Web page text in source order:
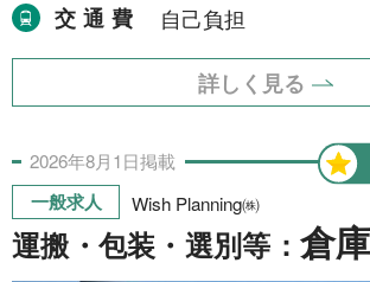
交通費
自己負担
詳しく見る
2026年8月1日掲載
一般求人 Wish Planning㈱
運搬・包装・選別等： 倉